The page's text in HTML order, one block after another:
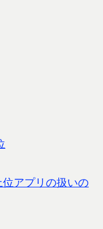
アプリの扱いの